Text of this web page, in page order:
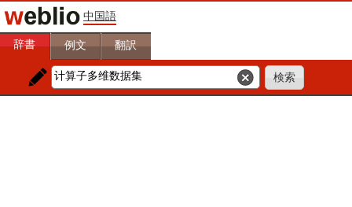
中国語
辞書 例文 翻訳